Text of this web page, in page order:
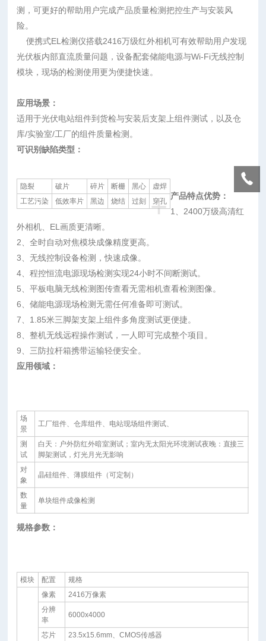
测，可更好的帮助用户完成产品质量检测把控生产与安装风
险。
便携式EL检测仪搭载2416万级红外相机可有效帮助用户发现
光伏板内部直流质量问题，设备配套储能电源与Wi-Fi无线控制
模块，现场的检测使用更为便捷快速。
应用场景：
适用于光伏电站组件到货检与安装后支架上组件测试，以及仓
库/实验室/工厂的组件质量检测。
可识别缺陷类型：
+
隐裂 破片 碎片 断栅 黑心
虚焊
工艺污染
低效率片 黑边 烧结 过刻 穿孔
产品特点优势：
1、2400万级高清红
外相机、EL画质更清晰。
2、全时自动对焦模块成像精度更高。
3、无线控制设备检测，快速成像。
4、程控恒流电源现场检测实现24小时不间断测试。
5、平板电脑无线检测图传查看无需相机查看检测图像。
6、储能电源现场检测无需任何准备即可测试。
7、1.85米三脚架支架上组件多角度测试更便捷。
8、整机无线远程操作测试，一人即可完成整个项目。
9、三防拉杆箱携带运输轻便安全。
应用领域：
场
景
工厂组件、仓库组件、电站现场组件测试、
测
试
白天：户外防红外暗室测试；室内无太阳光环境测试夜晚：直接三
脚架测试，灯光月光无影响
对
象
晶硅组件、薄膜组件（可定制）
数
量
单块组件成像检测
规格参数：
模块 配置 规格
像素
2416万像素
分辨
率
6000x4000
芯片 23.5x15.6mm、CMOS传感器